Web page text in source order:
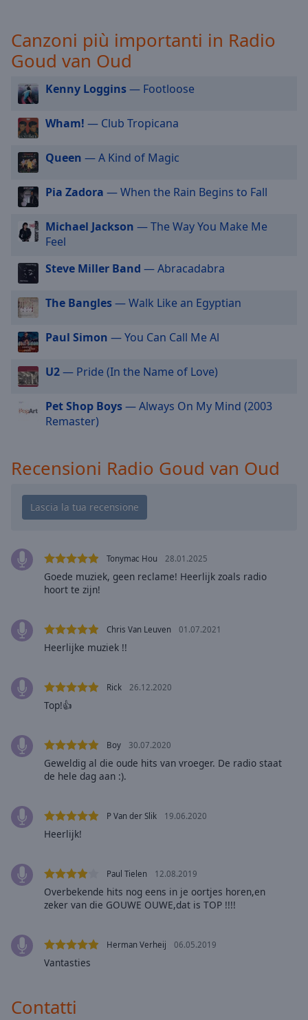
settings
dialog
off
selected
Audio
Picture-
Picture
Fullscreen
modal
window.
Beginning
dialog
Escape
cancel
window.
Opacity
Color
Caption
Background
Color
Font
Text
Font
Reset
Canzoni più importanti in Radio
Goud van Oud
Kenny Loggins— Footloose
Wham! — Club Tropicana
Queen — A Kind of Magic
Pia Zadora — When the Rain Begins to Fall
Michael Jackson — The Way You Make Me
Feel
Steve Miller Band — Abracadabra
The Bangles— Walk Like an Egyptian
Paul Simon — You Can Call Me Al
U2— Pride (In the Name of Love)
Pet Shop Boys— Always On My Mind (2003
Remaster)
Recensioni Radio Goud van Oud
Tonymac Hou 28.01.2025
Goede muziek, geen reclame! Heerlijk zoals radio
hoort te zijn!
Chris Van Leuven 01.07.2021
Heerlijke muziek !!
Rick 26.12.2020
Top!👍
Boy 30.07.2020
Geweldig al die oude hits van vroeger. De radio staat
de hele dag aan :).
P Van der Slik 19.06.2020
Heerlijk!
Paul Tielen 12.08.2019
Overbekende hits nog eens in je oortjes horen,en
zeker van die GOUWE OUWE,dat is TOP !!!!
Herman Verheij 06.05.2019
Vantasties
Contatti